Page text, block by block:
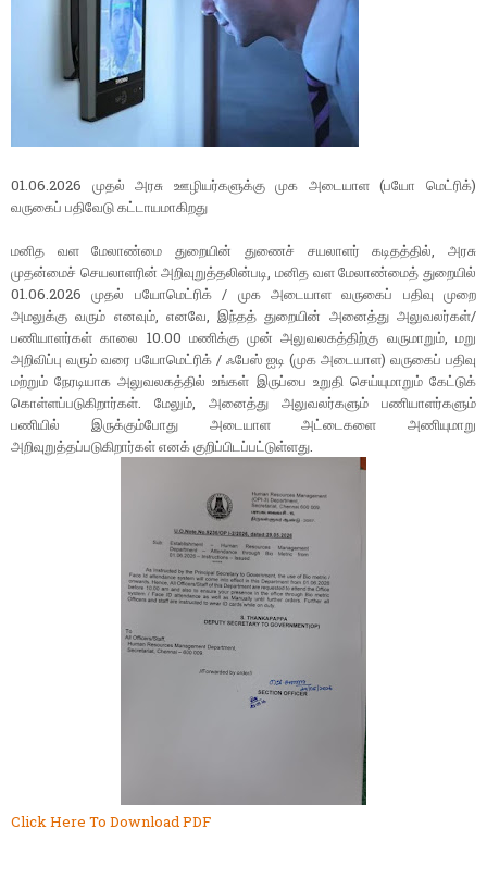
01.06.2026 முதல் அரசு ஊழியர்களுக்கு முக அடையாள (பயோ மெட்ரிக்)
வருகைப் பதிவேடு கட்டாயமாகிறது
மனித வள மேலாண்மை துறையின் துணைச் சயலாளர் கடிதத்தில், அரசு
முதன்மைச் செயலாளரின் அறிவுறுத்தலின்படி, மனித வள மேலாண்மைத் துறையில்
01.06.2026 முதல் பயோமெட்ரிக் / முக அடையாள வருகைப் பதிவு முறை
அமலுக்கு வரும் எனவும், எனவே, இந்தத் துறையின் அனைத்து அலுவலர்கள்/
பணியாளர்கள் காலை 10.00 மணிக்கு முன் அலுவலகத்திற்கு வருமாறும், மறு
அறிவிப்பு வரும் வரை பயோமெட்ரிக் / ஃபேஸ் ஐடி (முக அடையாள) வருகைப் பதிவு
மற்றும் நேரடியாக அலுவலகத்தில் உங்கள் இருப்பை உறுதி செய்யுமாறும் கேட்டுக்
கொள்ளப்படுகிறார்கள். மேலும், அனைத்து அலுவலர்களும் பணியாளர்களும்
பணியில் இருக்கும்போது அடையாள அட்டைகளை அணியுமாறு
அறிவுறுத்தப்படுகிறார்கள் எனக் குறிப்பிடப்பட்டுள்ளது.
Click Here To Download PDF